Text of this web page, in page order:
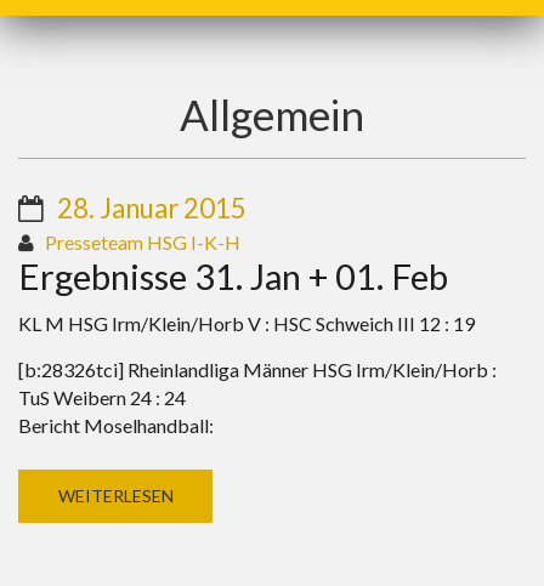
Allgemein
28. Januar 2015
Presseteam HSG I-K-H
Ergebnisse 31. Jan + 01. Feb
KL M HSG Irm/Klein/Horb V : HSC Schweich III 12 : 19
[b:28326tci] Rheinlandliga Männer HSG Irm/Klein/Horb :
TuS Weibern 24 : 24
Bericht Moselhandball:
WEITERLESEN